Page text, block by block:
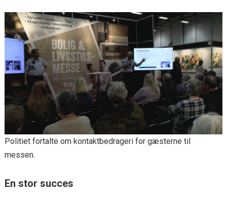
Politiet fortalte om kontaktbedrageri for gæsterne til
messen.
En stor succes